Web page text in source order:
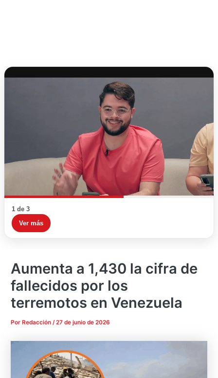
1 de 3
Ver más
Aumenta a 1,430 la cifra de
fallecidos por los
terremotos en Venezuela
Por Redacción/27 de junio de 2026